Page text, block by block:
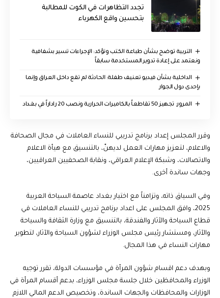
تجدد التظاهرات في الكوت للمطالبة
بتحسين واقع الكهرباء
التربية توضح بشأن طباعة الكتب وتؤكد: الإجراءات تسير بشفافية
ونعتمد على إعادة تدوير المستخدمة سابقاً
الداخلية بشأن فيديو تعنيف طفلة: الحادثة لم تقع داخل العراق وإنما
بإحدى دول الجوار
المرور: تجهيز 50 تقاطعاً بالكاميرات الحرارية ونصب 20 راداراً في بغداد
وقرر المجلس إعداد برنامج تدريبي للنساء العاملات في مجال الصحافة
والاعلام، لتعزيز مهارات العمل لديهنّ، بالتنسيق مع هيأة الاعلام
والاتصالات، وشبكة الإعلام العراقي، ونقابة الصحفيين العراقيين،
وجهات ساندة أخرى.
وفي السياق ذاته، وتزامناً مع اختيار بغداد عاصمة السياحة العربية
2025، وافق المجلس على اعداد برنامج تدريبي للنساء العاملات في
قطاع السياحة والآثار والفندقة، بالتنسيق مع وزارة الثقافة والسياحة
والآثار، ومستشار رئيس مجلس الوزراء لشؤون السياحة والآثار، لتطوير
مهارات النساء في هذا المجال.
وبهدف دعم اقسام شؤون المرأة في مؤسسات الدولة، تقرر توجيه
الوزراء والمحافظين خلال جلسة مجلس الوزراء، بدعم أقسام المرأة في
الوزارات والمحافظات والجهات الساندة، وتخصيص الدعم المالي اللازم